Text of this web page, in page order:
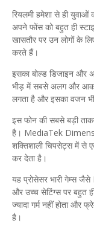
​रियलमी हमेशा से ही
अपने फोंस को बहुत ही
खासतौर पर उन लोगों के
करते हैं।
​इसका बोल्ड डिजाइन और
भीड़ में सबसे अलग और
लगता है और इसका वजन भी
​इस फोन की सबसे बड़ी
है। MediaTek
शक्तिशाली चिपसेट्स में से
कर देता है।
​यह प्रोसेसर भारी गेम्स
और उच्च सेटिंग्स पर बहुत
ज्यादा गर्म नहीं होता और
है।